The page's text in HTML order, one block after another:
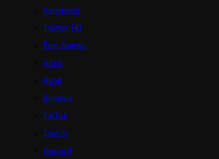
Facebook
Twitter (X)
Epic Games
Xbox
Bybit
Binance
TikTok
Twitch
Discord